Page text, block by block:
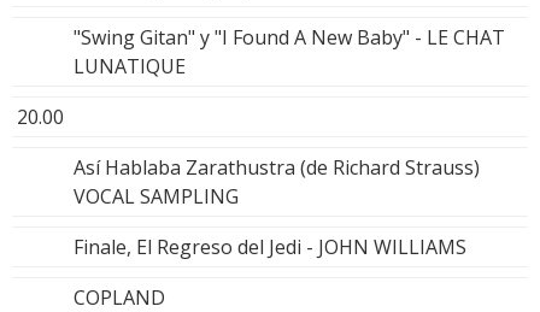
"Swing Gitan" y "I Found A New Baby" - LE CHAT
LUNATIQUE
20.00
Así Hablaba Zarathustra (de Richard Strauss)
VOCAL SAMPLING
Finale, El Regreso del Jedi - JOHN WILLIAMS
COPLAND